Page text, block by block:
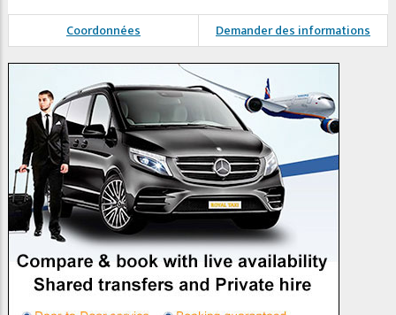
Coordonnées Demander des informations